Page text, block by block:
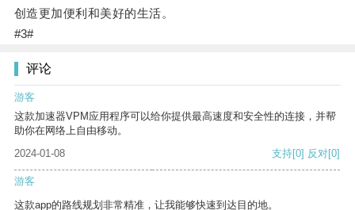
创造更加便利和美好的生活。
#3#
评论
游客
这款加速器VPM应用程序可以给你提供最高速度和安全性的连接，并帮
助你在网络上自由移动。
2024-01-08
支持[0] 反对[0]
游客
这款app的路线规划非常精准，让我能够快速到达目的地。